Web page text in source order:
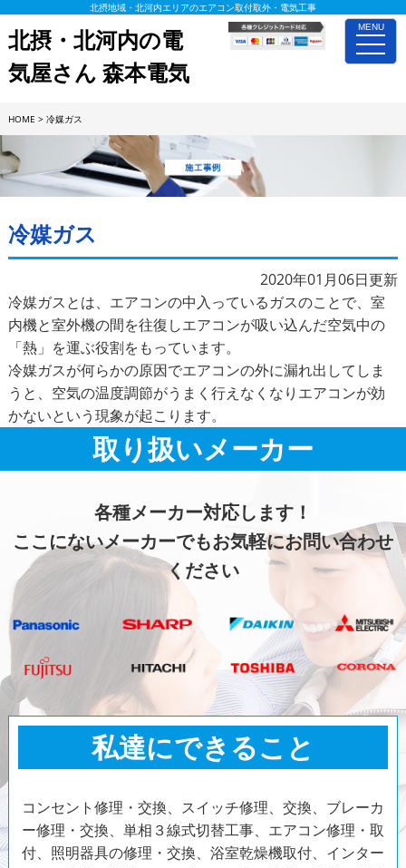
MENU
toggle
北摂地域・北河内エリアのエアコン取付取外・電気工事
北摂・北河内の電
気屋さん 森本電気
HOME > 冷媒ガス
冷媒ガス
2020年01月06日更新
冷媒ガスとは、エアコンの中入っているガスのことで、室
内機と室外機の間を往復しエアコンが吸い込んだ空気中の
「熱」を運ぶ役割をもっています。
冷媒ガスが何らかの原因でエアコンの外に漏れ出してしま
うと、空気の温度調節がうまく行えなくなりエアコンが効
かないという現象が起こります。
取り扱いメーカー
各種メーカー対応します！
ここにないメーカーでもお気軽にお問い合わせ
ください
私達にできること
コンセント修理・交換、スイッチ修理、交換、ブレーカ
ー修理・交換、単相３線式切替工事、エアコン修理・取
付、照明器具の修理・交換、浴室乾燥機取付、インター